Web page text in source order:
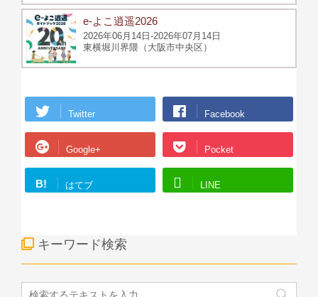
e-よこ逍遥2026
2026年06月14日-2026年07月14日
東横堀川界隈（大阪市中央区）
Twitter Facebook
Google+ Pocket
B! はてブ LINE
キーワード検索